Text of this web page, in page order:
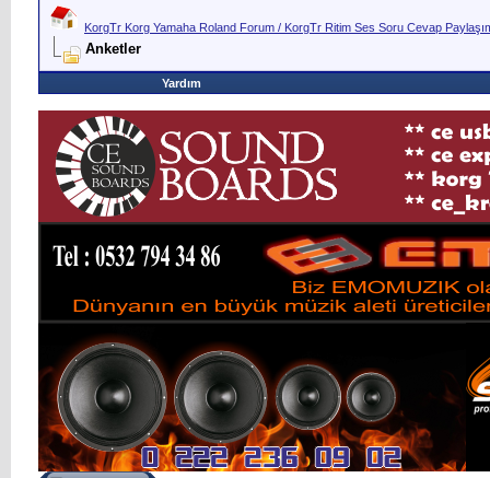
KorgTr Korg Yamaha Roland Forum / KorgTr Ritim Ses Soru Cevap
Anketler
Yardım